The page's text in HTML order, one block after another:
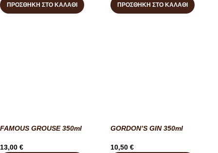
ΠΡΟΣΘΉΚΗ ΣΤΟ ΚΑΛΆΘΙ ΠΡΟΣΘΉΚΗ ΣΤΟ ΚΑΛΆΘΙ
FAMOUS GROUSE 350ml
13,00 €
GORDON’S GIN 350ml
10,50 €